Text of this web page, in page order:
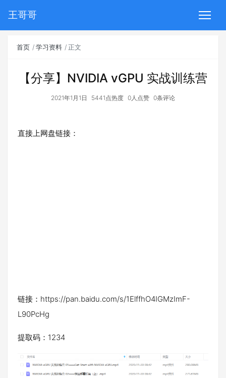
王哥哥
首页 学习资料 正文
【分享】NVIDIA vGPU 实战训练营
2021年1月1日 5441点热度 0人点赞 0条评论
直接上网盘链接：
链接：https://pan.baidu.com/s/1ElffhO4IGMzImF-
L90PcHg
提取码：1234